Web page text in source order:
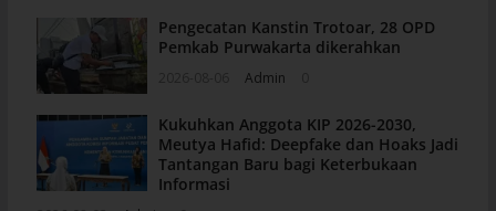
Pengecatan Kanstin Trotoar, 28 OPD
Pemkab Purwakarta dikerahkan
Admin
Kukuhkan Anggota KIP 2026-2030,
Meutya Hafid: Deepfake dan Hoaks Jadi
Tantangan Baru bagi Keterbukaan
Informasi